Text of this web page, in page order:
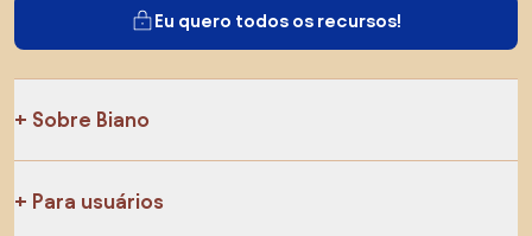
Eu quero todos os recursos!
Sobre Biano
Para usuários